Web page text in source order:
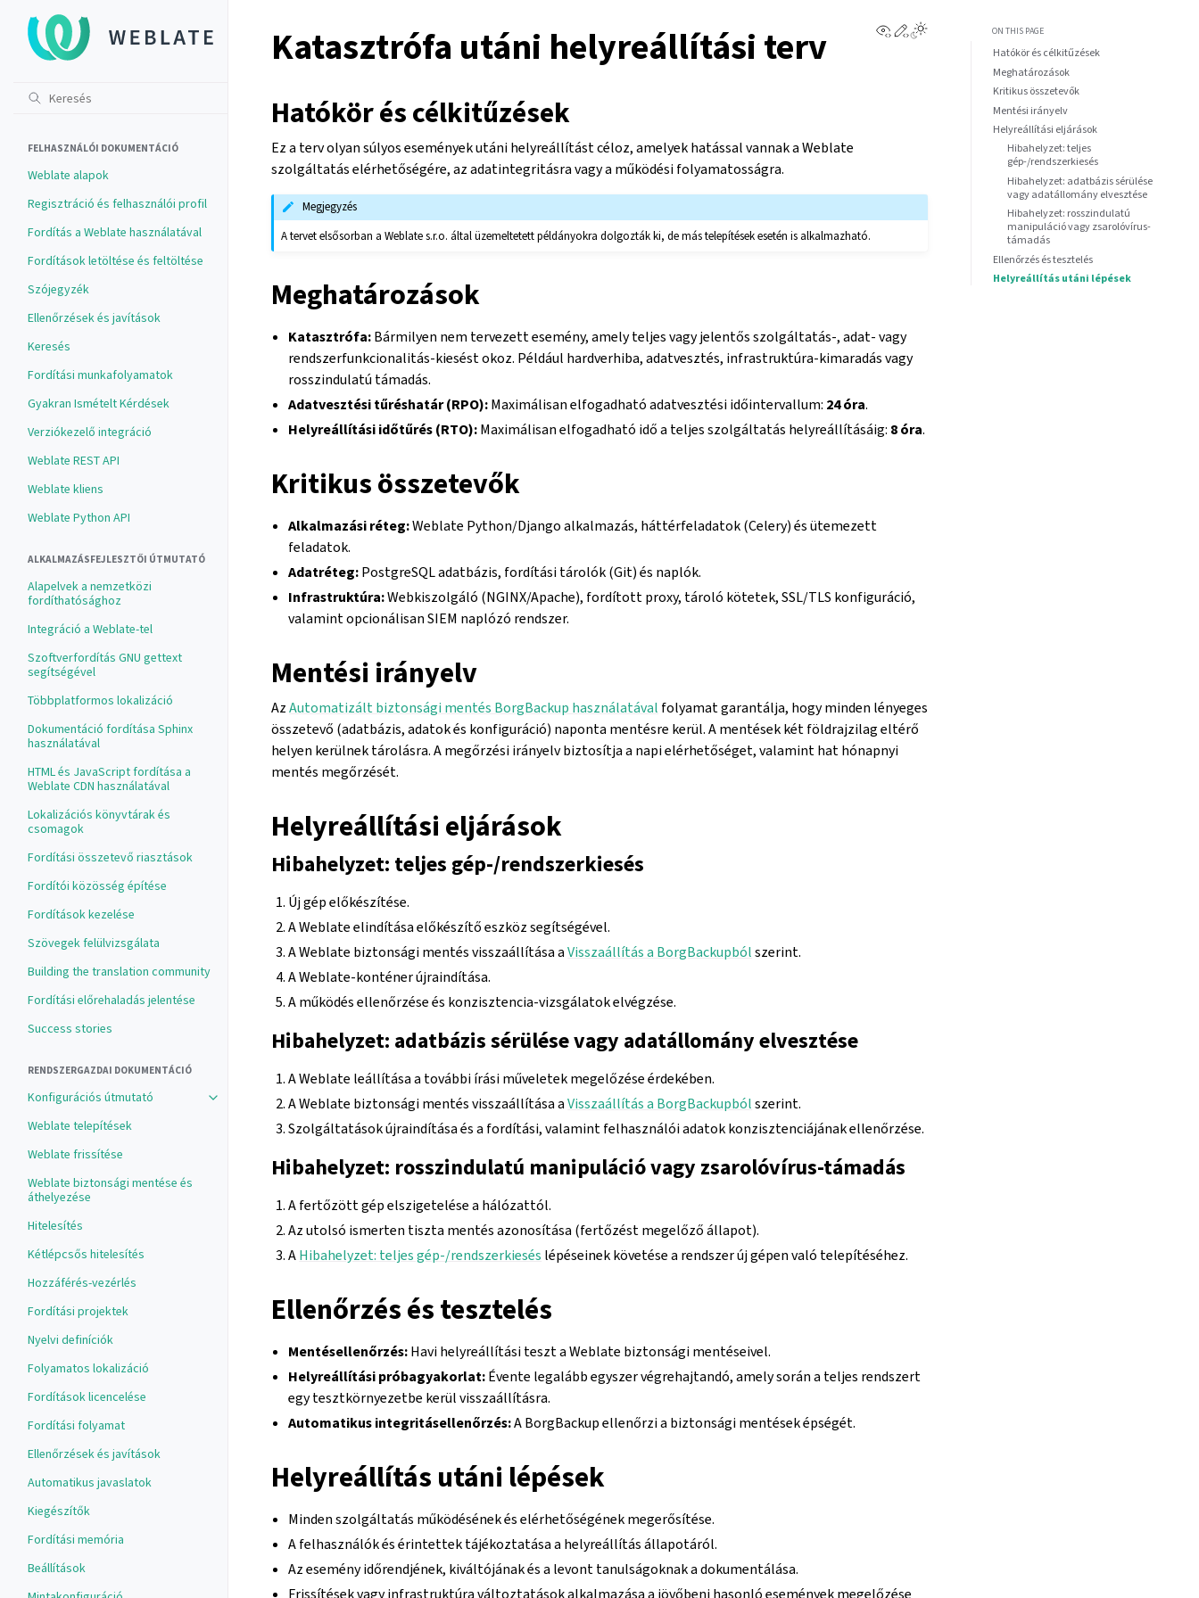
FELHASZNÁLÓI DOKUMENTÁCIÓ
Weblate alapok
Regisztráció és felhasználói profil
Fordítás a Weblate használatával
Fordítások letöltése és feltöltése
Szójegyzék
Ellenőrzések és javítások
Keresés
Fordítási munkafolyamatok
Gyakran Ismételt Kérdések
Verziókezelő integráció
Weblate REST API
Weblate kliens
Weblate Python API
ALKALMAZÁSFEJLESZTŐI ÚTMUTATÓ
Alapelvek a nemzetközi
fordíthatósághoz
Integráció a Weblate-tel
Szoftverfordítás GNU gettext
segítségével
Többplatformos lokalizáció
Dokumentáció fordítása Sphinx
használatával
HTML és JavaScript fordítása a
Weblate CDN használatával
Lokalizációs könyvtárak és
csomagok
Fordítási összetevő riasztások
Fordítói közösség építése
Fordítások kezelése
Szövegek felülvizsgálata
Building the translation community
Fordítási előrehaladás jelentése
Success stories
RENDSZERGAZDAI DOKUMENTÁCIÓ
Konfigurációs útmutató
Weblate telepítések
Weblate frissítése
Weblate biztonsági mentése és
áthelyezése
Hitelesítés
Kétlépcsős hitelesítés
Hozzáférés-vezérlés
Fordítási projektek
Nyelvi definíciók
Folyamatos lokalizáció
Fordítások licencelése
Fordítási folyamat
Ellenőrzések és javítások
Automatikus javaslatok
Kiegészítők
Fordítási memória
Beállítások
View this page
Edit this page
Katasztrófa utáni helyreállítási terv
Hatókör és célkitűzések
Ez a terv olyan súlyos események utáni helyreállítást céloz, amelyek hatással vannak a Weblate
szolgáltatás elérhetőségére, az adatintegritásra vagy a működési folyamatosságra.
Megjegyzés
A tervet elsősorban a Weblate s.r.o. által üzemeltetett példányokra dolgozták ki, de más telepítések esetén is alkalmazható.
Meghatározások
Katasztrófa:Bármilyen nem tervezett esemény, amely teljes vagy jelentős szolgáltatás-, adat- vagy
rendszerfunkcionalitás-kiesést okoz. Például hardverhiba, adatvesztés, infrastruktúra-kimaradás vagy
rosszindulatú támadás.
Adatvesztési tűréshatár (RPO):Maximálisan elfogadható adatvesztési időintervallum: 24 óra.
Helyreállítási időtűrés (RTO):Maximálisan elfogadható idő a teljes szolgáltatás helyreállításáig: 8 óra.
Kritikus összetevők
Alkalmazási réteg:Weblate Python/Django alkalmazás, háttérfeladatok (Celery) és ütemezett
feladatok.
Adatréteg:PostgreSQL adatbázis, fordítási tárolók (Git) és naplók.
Infrastruktúra:Webkiszolgáló (NGINX/Apache), fordított proxy, tároló kötetek, SSL/TLS konfiguráció,
valamint opcionálisan SIEM naplózó rendszer.
Mentési irányelv
AzAutomatizált biztonsági mentés BorgBackup használatával folyamat garantálja, hogy minden lényeges
összetevő (adatbázis, adatok és konfiguráció) naponta mentésre kerül. A mentések két földrajzilag eltérő
helyen kerülnek tárolásra. A megőrzési irányelv biztosítja a napi elérhetőséget, valamint hat hónapnyi
mentés megőrzését.
Helyreállítási eljárások
Hibahelyzet: teljes gép-/rendszerkiesés
Új gép előkészítése.
A Weblate elindítása előkészítő eszköz segítségével.
A Weblate biztonsági mentés visszaállítása aVisszaállítás a BorgBackupbólszerint.
A Weblate-konténer újraindítása.
A működés ellenőrzése és konzisztencia-vizsgálatok elvégzése.
Hibahelyzet: adatbázis sérülése vagy adatállomány elvesztése
A Weblate leállítása a további írási műveletek megelőzése érdekében.
A Weblate biztonsági mentés visszaállítása aVisszaállítás a BorgBackupbólszerint.
Szolgáltatások újraindítása és a fordítási, valamint felhasználói adatok konzisztenciájának ellenőrzése.
Hibahelyzet: rosszindulatú manipuláció vagy zsarolóvírus-támadás
A fertőzött gép elszigetelése a hálózattól.
Az utolsó ismerten tiszta mentés azonosítása (fertőzést megelőző állapot).
AHibahelyzet: teljes gép-/rendszerkiesés lépéseinek követése a rendszer új gépen való telepítéséhez.
Ellenőrzés és tesztelés
Mentésellenőrzés:Havi helyreállítási teszt a Weblate biztonsági mentéseivel.
Helyreállítási próbagyakorlat:Évente legalább egyszer végrehajtandó, amely során a teljes rendszert
egy tesztkörnyezetbe kerül visszaállításra.
Automatikus integritásellenőrzés:A BorgBackup ellenőrzi a biztonsági mentések épségét.
Helyreállítás utáni lépések
Minden szolgáltatás működésének és elérhetőségének megerősítése.
A felhasználók és érintettek tájékoztatása a helyreállítás állapotáról.
Az esemény időrendjének, kiváltójának és a levont tanulságoknak a dokumentálása.
Frissítések vagy infrastruktúra változtatások alkalmazása a jövőbeni hasonló események megelőzése
ON THIS PAGE
Hatókör és célkitűzések
Meghatározások
Kritikus összetevők
Mentési irányelv
Helyreállítási eljárások
Hibahelyzet: teljes
gép-/rendszerkiesés
Hibahelyzet: adatbázis sérülése
vagy adatállomány elvesztése
Hibahelyzet: rosszindulatú
manipuláció vagy zsarolóvírus-
támadás
Ellenőrzés és tesztelés
Helyreállítás utáni lépések